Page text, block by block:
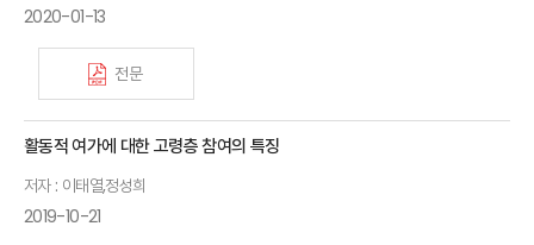
2020-01-13
전문
활동적 여가에 대한 고령층 참여의 특징
저자 : 이태열,정성희
2019-10-21